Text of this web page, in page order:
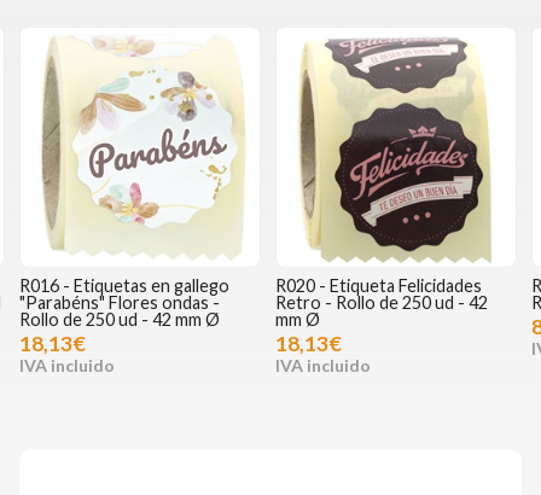
R016 - Etiquetas en gallego
"Parabéns" Flores ondas -
Rollo de 250 ud - 42 mm Ø
18,13€
R020 - Etiqueta Felicidades
Retro - Rollo de 250 ud - 42
mm Ø
18,13€